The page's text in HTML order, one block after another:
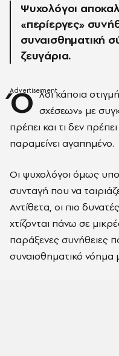
Ψυχολόγοι
«περίεργες»
συναισθηματική
ζευγάρια.
Ό λοι κάποια
σχέσεων» με
πρέπει και τι δεν
παραμείνει αγαπημένο.
Oι ψυχολόγοι όμως
συνταγή που να
Αντίθετα, οι πιο
χτίζονται πάνω σε
παράξενες συνήθειες
συναισθηματικό νόημα